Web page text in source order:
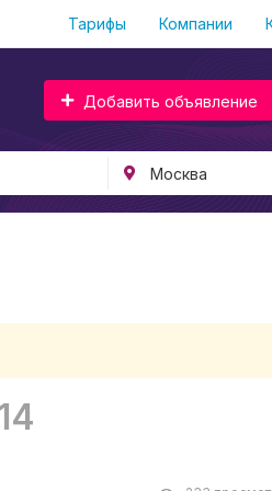
Тарифы Компании
Добавить объявление